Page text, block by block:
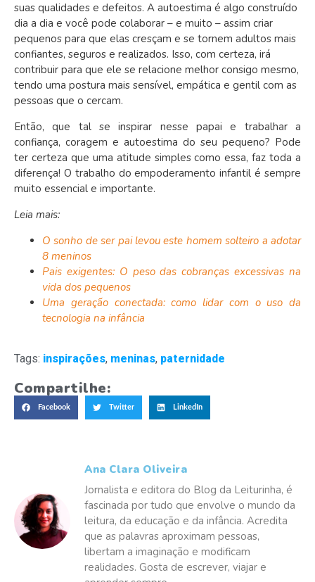
suas qualidades e defeitos. A autoestima é algo construído
dia a dia e você pode colaborar – e muito – assim criar
pequenos para que elas cresçam e se tornem adultos mais
confiantes, seguros e realizados. Isso, com certeza, irá
contribuir para que ele se relacione melhor consigo mesmo,
tendo uma postura mais sensível, empática e gentil com as
pessoas que o cercam.
Então, que tal se inspirar nesse papai e trabalhar a
confiança, coragem e autoestima do seu pequeno? Pode
ter certeza que uma atitude simples como essa, faz toda a
diferença! O trabalho do empoderamento infantil é sempre
muito essencial e importante.
Leia mais:
O sonho de ser pai levou este homem solteiro a adotar
8 meninos
Pais exigentes: O peso das cobranças excessivas na
vida dos pequenos
Uma geração conectada: como lidar com o uso da
tecnologia na infância
Tags: inspirações, meninas, paternidade
Compartilhe:
Facebook Twitter LinkedIn
Ana Clara Oliveira
Jornalista e editora do Blog da Leiturinha, é
fascinada por tudo que envolve o mundo da
leitura, da educação e da infância. Acredita
que as palavras aproximam pessoas,
libertam a imaginação e modificam
realidades. Gosta de escrever, viajar e